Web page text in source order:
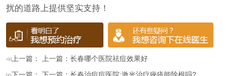
扰的道路上提供坚实支持！
上一篇： 上一篇：长春哪个医院祛痘效果好